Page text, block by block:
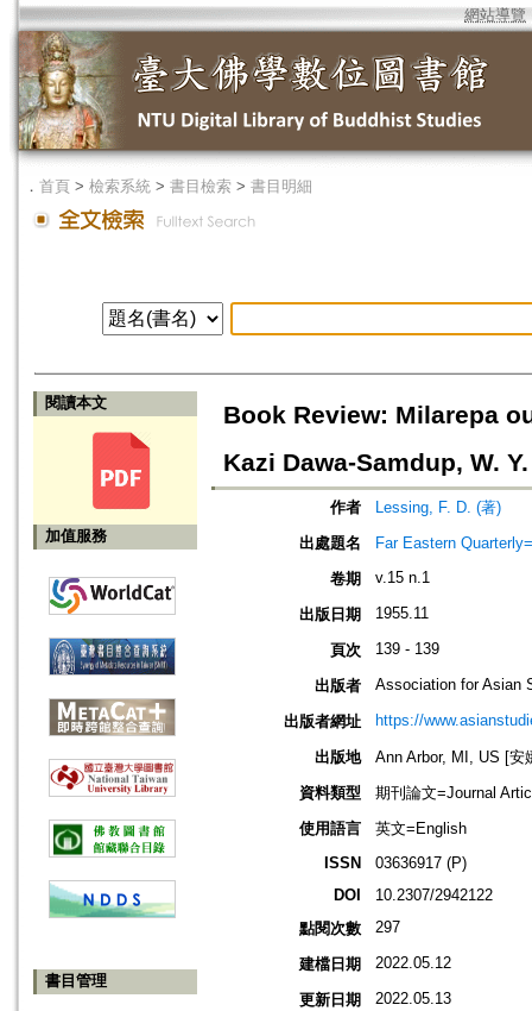
網站導覽
． 首頁 > 檢索系統 > 書目檢索 > 書目明細
閱讀本文
加值服務
書目管理
Book Review: Milarepa
Kazi Dawa-Samdup, W.
作者
Lessing, F. D. (著)
出處題名
Far Eastern
卷期
v.15 n.1
出版日期 1955.11
頁次 139 - 139
出版者 Association for Asian
出版者網址 https://
出版地
Ann Arbor, MI, US [安
資料類型
期刊論文=Journal
使用語言
英文=English
ISSN
03636917 (P)
DOI
10.2307/2942122
點閱次數
297
建檔日期 2022.05.12
更新日期 2022.05.13